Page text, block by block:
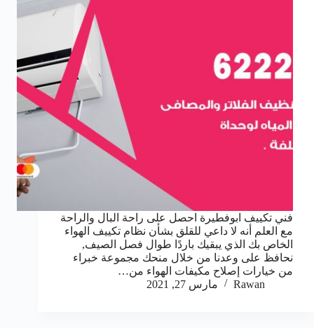
فني تكييف ابوفطيرة احصل على راحة البال والراحة
مع العلم أنه لا داعي للقلق بشأن نظام تكييف الهواء
الخاص بك الذي يبقيك باردًا طوال فصل الصيف,
نحافظ على وعدنا من خلال منحك مجموعة خبراء
من خيارات إصلاح مكيفات الهواء من…
Rawan
مارس 27, 2021